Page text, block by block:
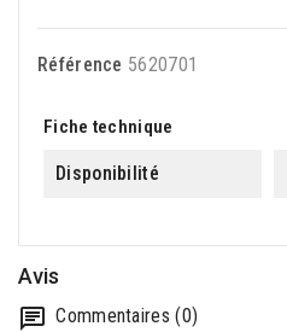
Référence 5620701
Fiche technique
Disponibilité
Avis
Commentaires (0)